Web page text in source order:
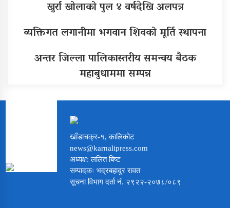
खुर्रा खोलाको पुल ४ वर्षदेखि अलपत्र
व्यक्तिगत लगानीमा भगवान शिवको मूर्ति स्थापना
अन्तर जिल्ला पालिकास्तरीय समन्वय बैठक
महाबुधाममा सम्पन्न
खाँडाचक्र-१, कालिकोट
news@karnalipress.com
अध्यक्ष: ललित बिष्ट
सम्पादकः भद्रबहादुर रावत
सूचना विभाग दर्ता नं. २९२२-२०७८/०८९